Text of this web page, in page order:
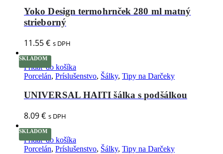
Yoko Design termohrnček 280 ml matný
strieborný
11.55€ s DPH
SKLADOM
Pridať do košíka
Porcelán, Príslušenstvo, Šálky, Tipy na Darčeky
UNIVERSAL HAITI šálka s podšálkou
8.09€ s DPH
SKLADOM
Pridať do košíka
Porcelán, Príslušenstvo, Šálky, Tipy na Darčeky